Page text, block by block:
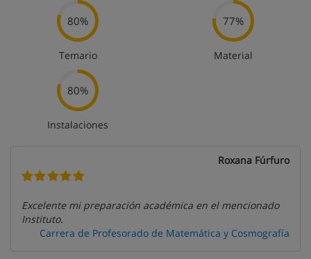
80%
Temario
77%
Material
80%
Instalaciones
Roxana Fúrfuro
Excelente mi preparación académica en el mencionado
Instituto.
Carrera de Profesorado de Matemática y Cosmografía